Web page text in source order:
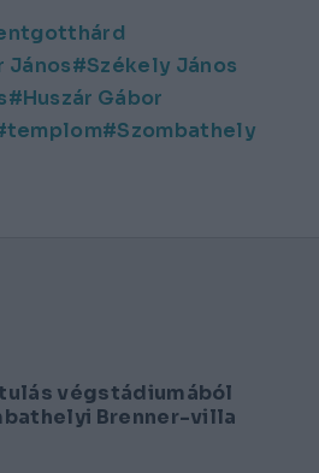
János
Székely János
Huszár Gábor
templom
Szombathely
végstádiumából
Brenner-villa